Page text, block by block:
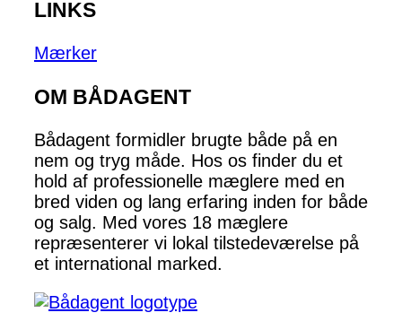
LINKS
Mærker
OM BÅDAGENT
Bådagent formidler brugte både på en
nem og tryg måde. Hos os finder du et
hold af professionelle mæglere med en
bred viden og lang erfaring inden for både
og salg. Med vores 18 mæglere
repræsenterer vi lokal tilstedeværelse på
et international marked.